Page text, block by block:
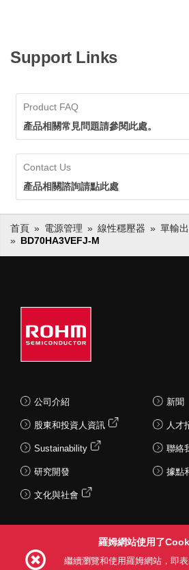
Support Links
Product FAQ
產品相關常見問題請參閱此處。
Contact Us
產品相關諮詢請點此處
首頁 電源管理 線性穩壓器
單輸
BD70HA3VEFJ-M
公司介紹
股東和投資人資訊
Sustainability
研究開發
文化與社會
新聞
人才
聯絡
據點
羅姆網站使用了
繼續瀏覽和使用羅姆網站，即